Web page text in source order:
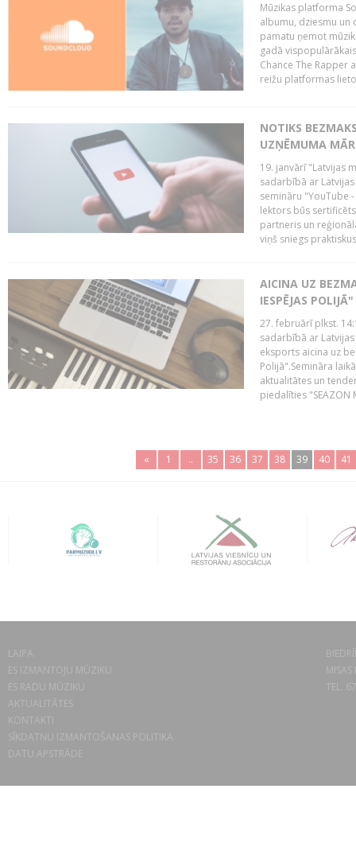
Mūzikas platforma
albumu, dziesmu un
pamatu ņemot
gadā
Chance The Rapper
reižu platformas
NOTIKS
UZŅĒMUMA
19. janvārī "Latvijas
sadarbībā ar
semināru "YouTube
lektors būs
partneris un
viņš sniegs
AICINA UZ
IESPĒJAS POLIJĀ"
27. februārī plkst.
sadarbībā ar
eksports aicina uz
Polijā".Semināra
aktualitātes un
piedalīties "SEAZON
« 1 .. 35 36 37 38 39 40 41
LAIPA
ES IZMANTOJU MŪZIKU
ES RADU MŪZIKU
AKTUALITĀTES
KONTAKTI
SĪKDATŅU IZMANTOŠANAS POLITIKA
DATU APSTRĀDE
TEL.